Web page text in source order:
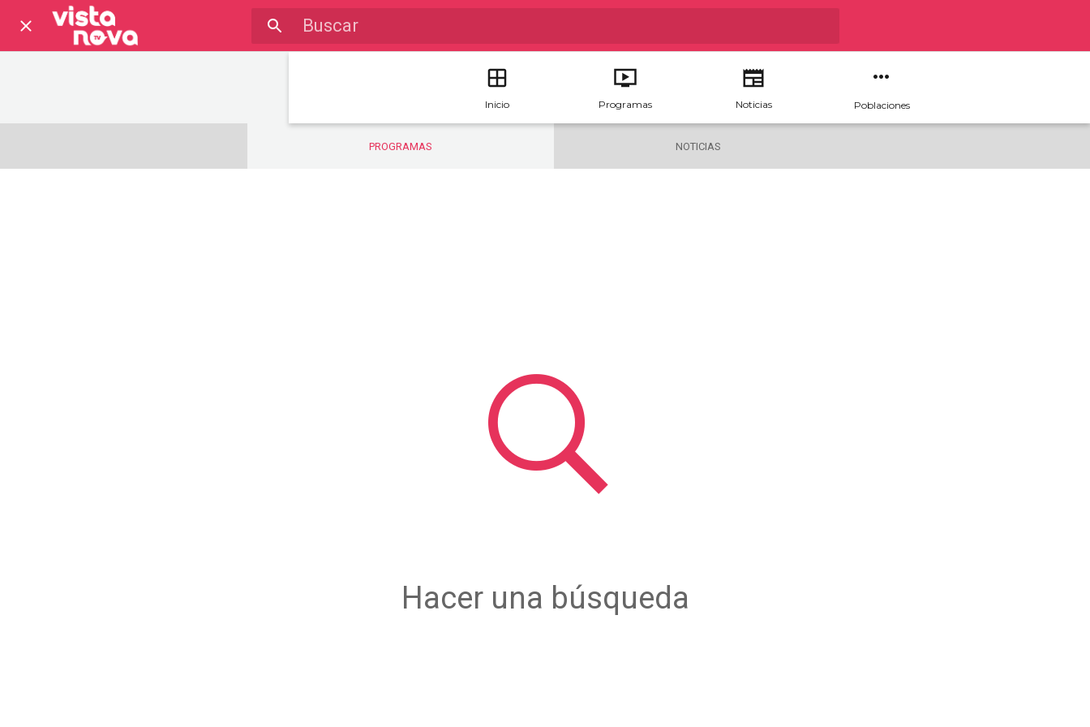
Inicio Programas Noticias Poblaciones
PROGRAMAS NOTICIAS
Hacer una búsqueda